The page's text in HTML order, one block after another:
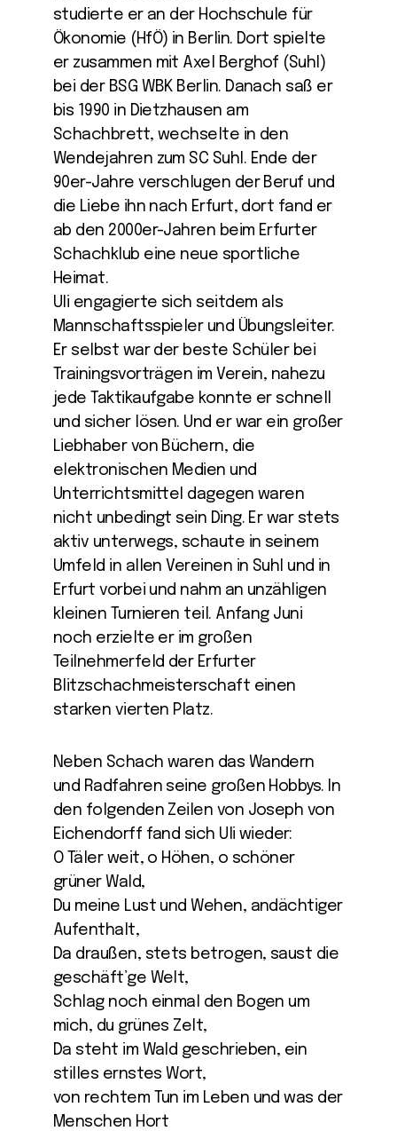
studierte er an der Hochschule für
Ökonomie (HfÖ) in Berlin. Dort spielte
er zusammen mit Axel Berghof (Suhl)
bei der BSG WBK Berlin. Danach saß er
bis 1990 in Dietzhausen am
Schachbrett, wechselte in den
Wendejahren zum SC Suhl. Ende der
90er-Jahre verschlugen der Beruf und
die Liebe ihn nach Erfurt, dort fand er
ab den 2000er-Jahren beim Erfurter
Schachklub eine neue sportliche
Heimat.
Uli engagierte sich seitdem als
Mannschaftsspieler und Übungsleiter.
Er selbst war der beste Schüler bei
Trainingsvorträgen im Verein, nahezu
jede Taktikaufgabe konnte er schnell
und sicher lösen. Und er war ein großer
Liebhaber von Büchern, die
elektronischen Medien und
Unterrichtsmittel dagegen waren
nicht unbedingt sein Ding. Er war stets
aktiv unterwegs, schaute in seinem
Umfeld in allen Vereinen in Suhl und in
Erfurt vorbei und nahm an unzähligen
kleinen Turnieren teil. Anfang Juni
noch erzielte er im großen
Teilnehmerfeld der Erfurter
Blitzschachmeisterschaft einen
starken vierten Platz.
Neben Schach waren das Wandern
und Radfahren seine großen Hobbys. In
den folgenden Zeilen von Joseph von
Eichendorff fand sich Uli wieder:
O Täler weit, o Höhen, o schöner
grüner Wald,
Du meine Lust und Wehen, andächtiger
Aufenthalt,
Da draußen, stets betrogen, saust die
geschäft’ge Welt,
Schlag noch einmal den Bogen um
mich, du grünes Zelt,
Da steht im Wald geschrieben, ein
stilles ernstes Wort,
von rechtem Tun im Leben und was der
Menschen Hort